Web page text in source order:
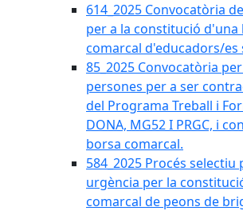
614_2025 Convocatòria
per a la constitució
comarcal d'educadors/es
85_2025 Convocatòria
persones per a ser
del Programa Treball i
DONA, MG52 I PRGC, i
borsa comarcal.
584_2025 Procés selectiu
urgència per la
comarcal de peons de